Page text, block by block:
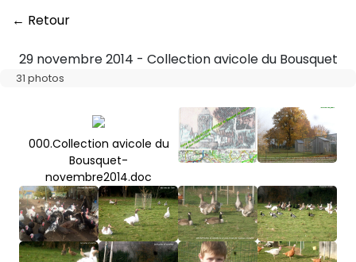
← Retour
29 novembre 2014 - Collection avicole du Bousquet
31 photos
000.Collection avicole du
Bousquet-
novembre2014.doc